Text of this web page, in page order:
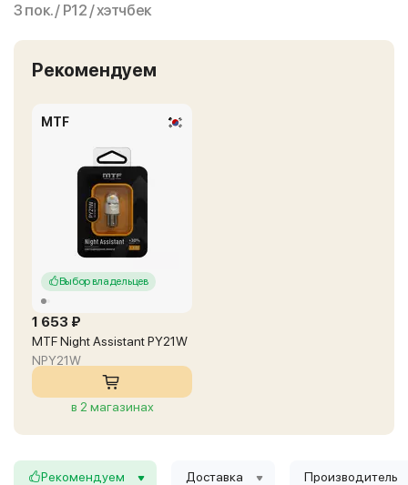
3 пок. / P12 / хэтчбек
Рекомендуем
MTF
Выбор владельцев
1 653 ₽
MTF Night Assistant PY21W
NPY21W
в 2 магазинах
Рекомендуем Доставка Производитель